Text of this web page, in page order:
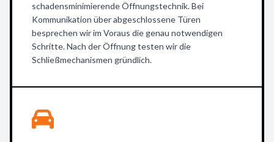
schadensminimierende Öffnungstechnik. Bei
Kommunikation über abgeschlossene Türen
besprechen wir im Voraus die genau notwendigen
Schritte. Nach der Öffnung testen wir die
Schließmechanismen gründlich.